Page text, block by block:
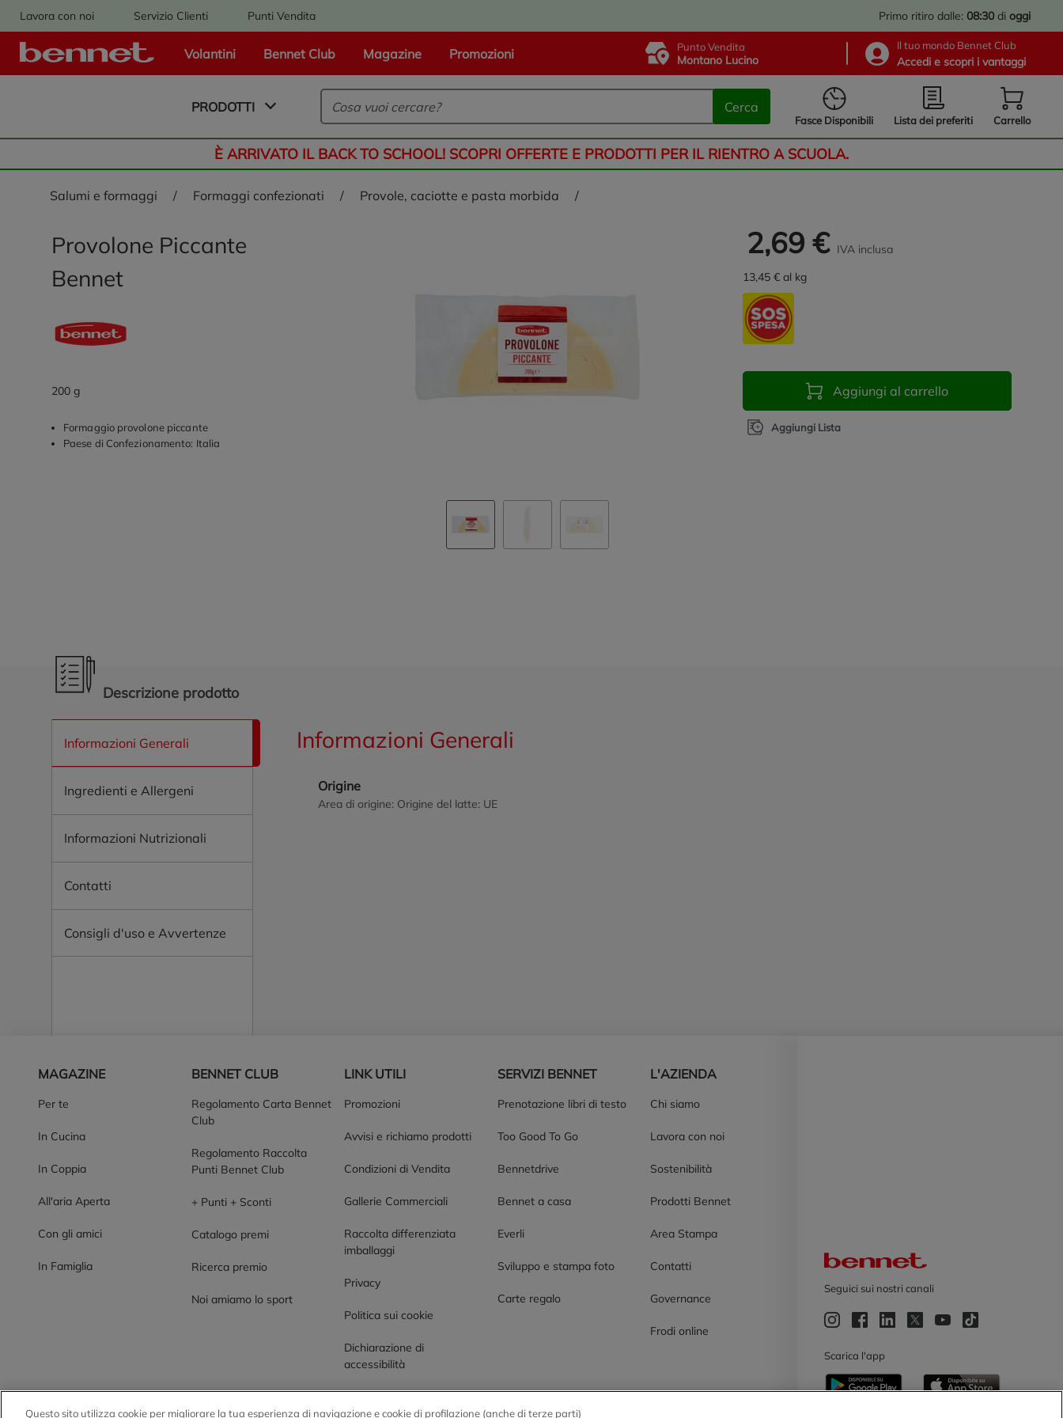
Lavora con noi Servizio Clienti Punti Vendita Primo ritiro dalle: 08:30 di oggi
Volantini Bennet Club Magazine Promozioni Punto Vendita
Montano Lucino
Il tuo mondo Bennet Club
Accedi e scopri i vantaggi
Logo Bennet - Torna alla homepage
PRODOTTI Cerca
Fasce Disponibili Lista dei preferiti Carrello
È ARRIVATO IL BACK TO SCHOOL! SCOPRI OFFERTE E PRODOTTI PER IL RIENTRO A SCUOLA.
salumi e formaggi / formaggi confezionati / provole, caciotte e pasta morbida /
Provolone Piccante
Bennet
200 g
Formaggio provolone piccante
Paese di Confezionamento: Italia
2,69 € IVA inclusa
13,45 € al kg
Aggiungi al carrello
Aggiungi Lista
Descrizione prodotto
Informazioni Generali
Ingredienti e Allergeni
Informazioni Nutrizionali
Contatti
Consigli d'uso e Avvertenze
Informazioni Generali
Origine
Area di origine: Origine del latte: UE
MAGAZINE
Per te
In Cucina
In Coppia
All'aria Aperta
Con gli amici
In Famiglia
BENNET CLUB
Regolamento Carta Bennet
Club
Regolamento Raccolta
Punti Bennet Club
+ Punti + Sconti
Catalogo premi
Ricerca premio
Noi amiamo lo sport
LINK UTILI
Promozioni
Avvisi e richiamo prodotti
Condizioni di Vendita
Gallerie Commerciali
Raccolta differenziata
imballaggi
Privacy
Politica sui cookie
Dichiarazione di
accessibilità
SERVIZI BENNET
Prenotazione libri di testo
Too Good To Go
Bennetdrive
Bennet a casa
Everli
Sviluppo e stampa foto
Carte regalo
L'AZIENDA
Chi siamo
Lavora con noi
Sostenibilità
Prodotti Bennet
Area Stampa
Contatti
Governance
Frodi online
Seguici sui nostri canali
Scarica l'app
Questo sito utilizza cookie per migliorare la tua esperienza di navigazione e cookie di profilazione (anche di terze parti)